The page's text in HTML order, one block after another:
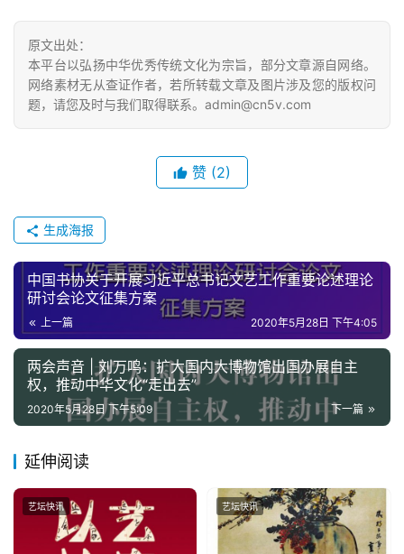
一
百
例
原文出处：
本平台以弘扬中华优秀传统文化为宗旨，部分文章源自网络。
网络素材无从查证作者，若所转载文章及图片涉及您的版权问
题，请您及时与我们取得联系。admin@cn5v.com
赞 (2)
生成海报
中国书协关于开展习近平总书记文艺工作重要论述理论
研讨会论文征集方案
上一篇 2020年5月28日 下午4:05
两会声音 | 刘万鸣：扩大国内大博物馆出国办展自主
权，推动中华文化“走出去”
下一篇
2020年5月28日 下午5:09
延伸阅读
艺坛快讯 艺坛快讯